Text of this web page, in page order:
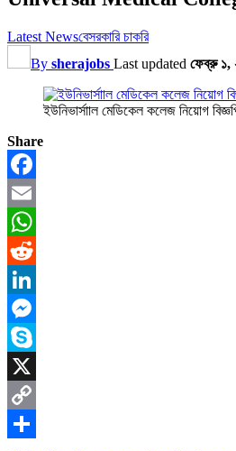
Latest Newsবেসরকারি চাকরি
By sherajobs Last updated ফেব্রু ১,
ইউনিভার্সাাল মেডিকেল কলেজ নিয়োগ
Share
Facebook
Email
WhatsApp
Reddit
LinkedIn
Messenger
Skype
X
Copy